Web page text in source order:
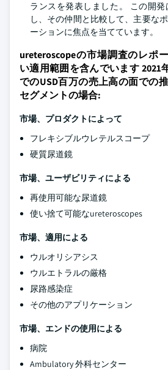
ランスを発表しました。 この開
し、その仲間と比較して、主要な
ーションに焦点を当てています。
ureteroscopeの市場調査のレポ
い適用範囲を含んでいます 2021
でのUSD百万の売上高の面での
セグメントの場合:
市場、プロダクトによって
フレキシブルウレテルスコープ
硬質尿道鏡
市場、ユーザビリティによる
再使用可能な尿道鏡
使い捨て可能なureteroscopes
市場、適用による
ウルオリシアシス
ウルエトラルの厳格
尿路感染症
その他のアプリケーション
市場、エンドの使用による
病院
Ambulatory 外科センター